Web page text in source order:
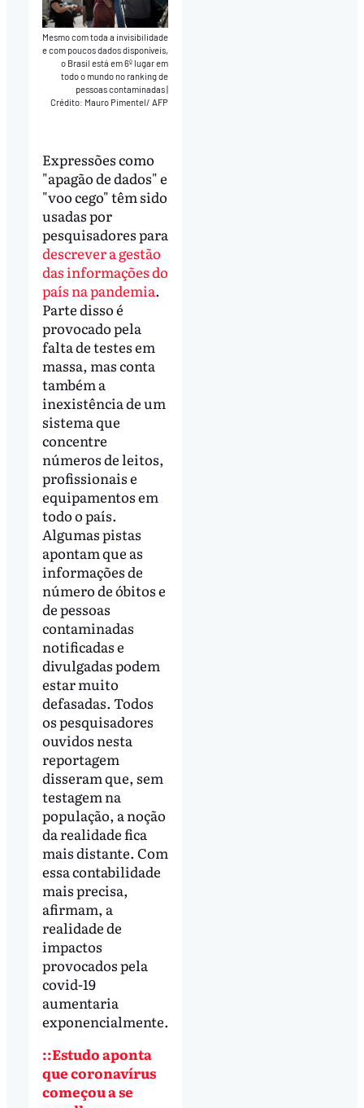
Mesmo com toda a invisibilidade
e com poucos dados disponíveis,
o Brasil está em 6º lugar em
todo o mundo no ranking de
pessoas contaminadas|
Crédito: Mauro Pimentel/ AFP
Expressões como
"apagão de dados" e
"voo cego" têm sido
usadas por
pesquisadores para
descrever a gestão
das informações do
país na pandemia.
Parte disso é
provocado pela
falta de testes em
massa, mas conta
também a
inexistência de um
sistema que
concentre
números de leitos,
profissionais e
equipamentos em
todo o país.
Algumas pistas
apontam que as
informações de
número de óbitos e
de pessoas
contaminadas
notificadas e
divulgadas podem
estar muito
defasadas. Todos
os pesquisadores
ouvidos nesta
reportagem
disseram que, sem
testagem na
população, a noção
da realidade fica
mais distante. Com
essa contabilidade
mais precisa,
afirmam, a
realidade de
impactos
provocados pela
covid-19
aumentaria
exponencialmente.
::Estudo aponta
que coronavírus
começou a se